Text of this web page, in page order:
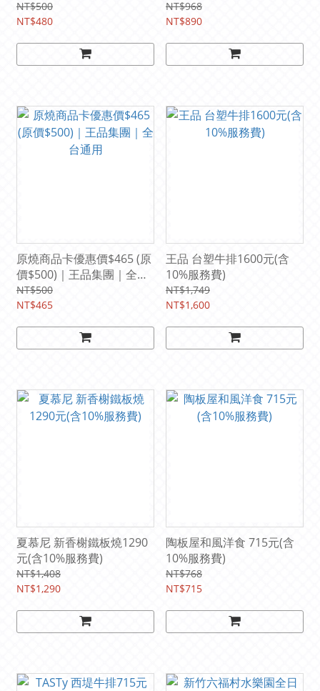
NT$500
NT$480
NT$968
NT$890
原燒商品卡優惠價$465 (原
價$500)｜王品集團｜全台
通用
NT$500
NT$465
王品 台塑牛排1600元(含
10%服務費)
NT$1,749
NT$1,600
夏慕尼 新香榭鐵板燒1290
元(含10%服務費)
NT$1,408
NT$1,290
陶板屋和風洋食 715元(含
10%服務費)
NT$768
NT$715